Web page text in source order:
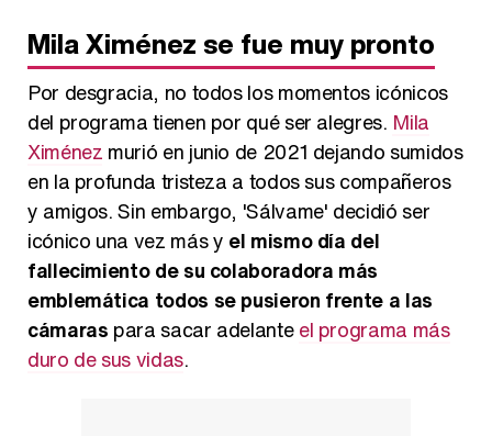
Mila Ximénez se fue muy pronto
Por desgracia, no todos los momentos icónicos
del programa tienen por qué ser alegres. Mila
Ximénez murió en junio de 2021 dejando sumidos
en la profunda tristeza a todos sus compañeros
y amigos. Sin embargo, 'Sálvame' decidió ser
icónico una vez más y el mismo día del
fallecimiento de su colaboradora más
emblemática todos se pusieron frente a las
cámaras para sacar adelanteel programa más
duro de sus vidas.